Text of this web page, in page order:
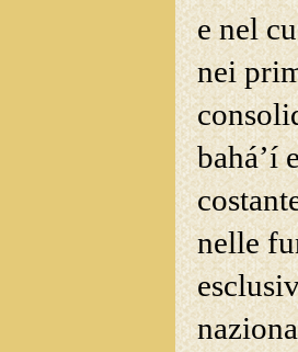
e nel
nei
bahá’í
nelle